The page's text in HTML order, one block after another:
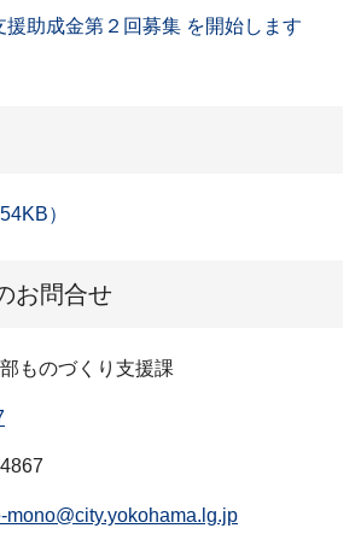
助成金第２回募集 を開始します
）
お問合せ
ものづくり支援課
mono@city.yokohama.lg.jp